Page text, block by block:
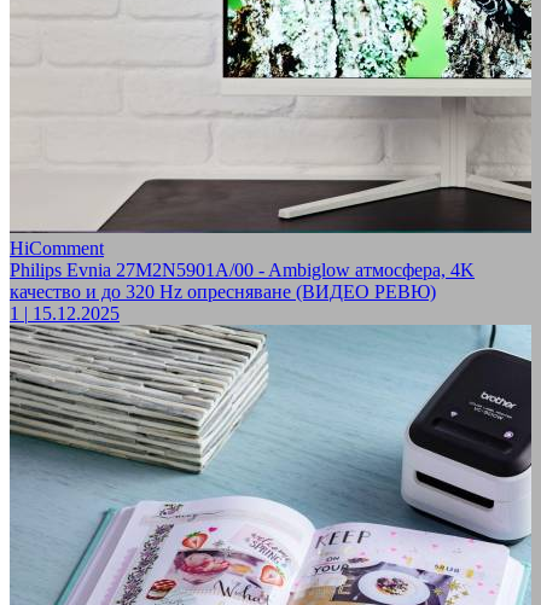
HiComment
Philips Evnia 27M2N5901A/00 - Ambiglow атмосфера, 4K
качество и до 320 Hz опресняване (ВИДЕО РЕВЮ)
1 | 15.12.2025